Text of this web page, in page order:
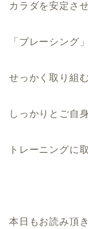
カラダを安定さ
「ブレーシング
せっかく取り組
しっかりとご自
トレーニングに
本日もお読み頂